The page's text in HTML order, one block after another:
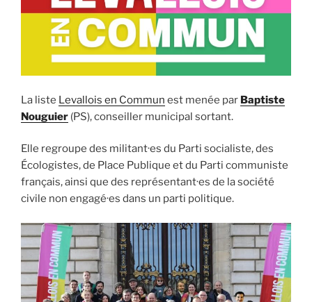
La liste Levallois en Commun est menée par Baptiste
Nouguier (PS), conseiller municipal sortant.
Elle regroupe des militant·es du Parti socialiste, des
Écologistes, de Place Publique et du Parti communiste
français, ainsi que des représentant·es de la société
civile non engagé·es dans un parti politique.